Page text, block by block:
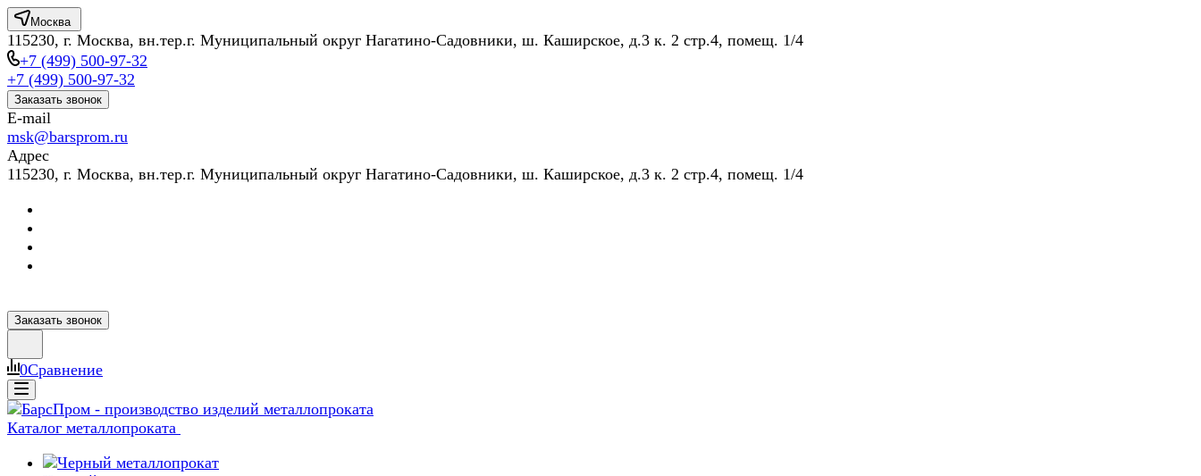
Москва
115230, г. Москва, вн.тер.г. Муниципальный округ Нагатино-Садовники, ш. Каширское, д.3 к. 2 стр.4, помещ. 1/4
+7 (499) 500-97-32
+7 (499) 500-97-32
Заказать звонок
E-mail
msk@barsprom.ru
Адрес
115230, г. Москва, вн.тер.г. Муниципальный округ Нагатино-Садовники, ш. Каширское, д.3 к. 2 стр.4, помещ. 1/4
Заказать звонок
0Сравнение
Каталог металлопроката